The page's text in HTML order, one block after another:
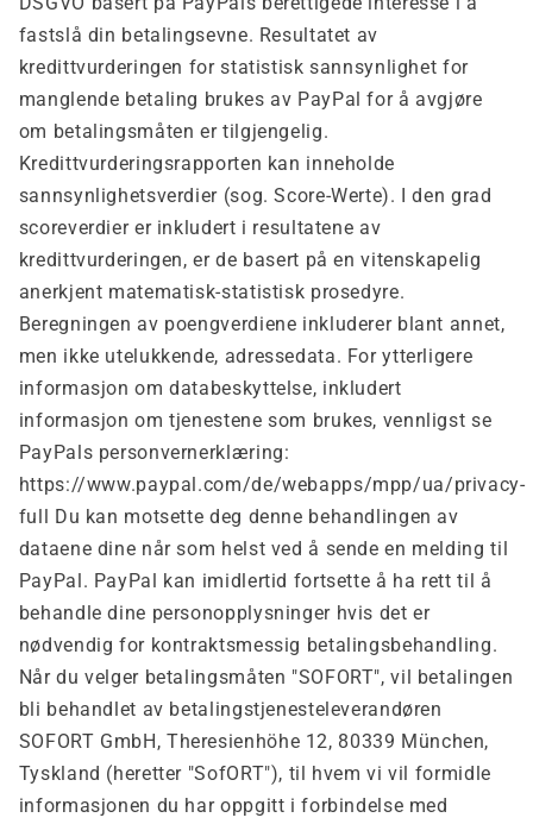
fastslå din betalingsevne. Resultatet av
kredittvurderingen for statistisk sannsynlighet for
manglende betaling brukes av PayPal for å avgjøre
om betalingsmåten er tilgjengelig.
Kredittvurderingsrapporten kan inneholde
sannsynlighetsverdier (sog. Score-Werte). I den grad
scoreverdier er inkludert i resultatene av
kredittvurderingen, er de basert på en vitenskapelig
anerkjent matematisk-statistisk prosedyre.
Beregningen av poengverdiene inkluderer blant annet,
men ikke utelukkende, adressedata. For ytterligere
informasjon om databeskyttelse, inkludert
informasjon om tjenestene som brukes, vennligst se
PayPals personvernerklæring:
https://www.paypal.com/de/webapps/mpp/ua/privacy-
full Du kan motsette deg denne behandlingen av
dataene dine når som helst ved å sende en melding til
PayPal. PayPal kan imidlertid fortsette å ha rett til å
behandle dine personopplysninger hvis det er
nødvendig for kontraktsmessig betalingsbehandling.
Når du velger betalingsmåten "SOFORT", vil betalingen
bli behandlet av betalingstjenesteleverandøren
SOFORT GmbH, Theresienhöhe 12, 80339 München,
Tyskland (heretter "SofORT"), til hvem vi vil formidle
informasjonen du har oppgitt i forbindelse med